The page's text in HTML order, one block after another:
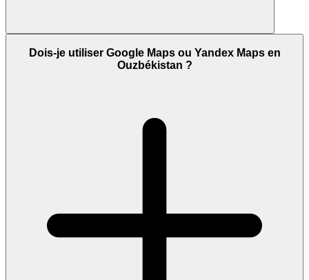
Dois-je utiliser Google Maps ou Yandex Maps en
Ouzbékistan ?